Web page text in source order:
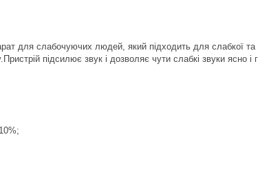
для слабочуючих людей, який підходить для слабкої та
підсилює звук і дозволяє чути слабкі звуки ясно і